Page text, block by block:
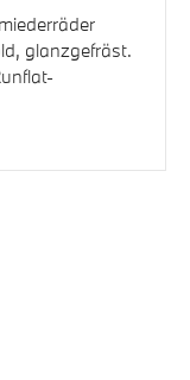
glanzgefräst.